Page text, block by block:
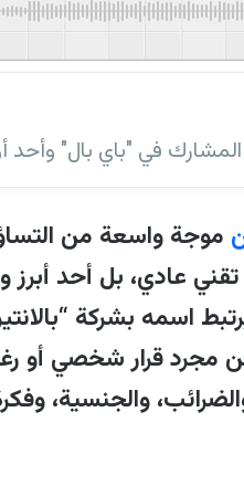
المشارك في "باي بال"
المشارك في "باي
حول دوافعه ودلالاته
محلية، تزامنًا
وجود عرض رسمي
موجة واسعة من
عادي، بل أحد
اسمه بشركة
من مجرد قرار شخصي
والجنسية،